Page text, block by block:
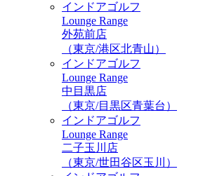
インドアゴルフ
Lounge Range
外苑前店
（東京/港区北青山）
インドアゴルフ
Lounge Range
中目黒店
（東京/目黒区青葉台）
インドアゴルフ
Lounge Range
二子玉川店
（東京/世田谷区玉川）